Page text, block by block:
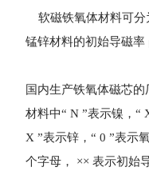
软磁铁氧体材料可分
锰锌材料的初始导磁率
国内生产铁氧体磁芯
材料中“ N ”表示镍，“
X ”表示锌，“ 0 ”表示
个字母， ×× 表示初始